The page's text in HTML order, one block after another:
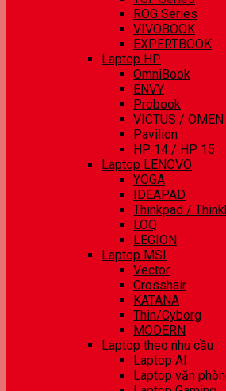
ROG Series
VIVOBOOK
EXPERTBOOK
Laptop HP
OmniBook
ENVY
Probook
VICTUS / OMEN
Pavilion
HP 14 / HP 15
Laptop LENOVO
YOGA
IDEAPAD
Thinkpad /
LOQ
LEGION
Laptop MSI
Vector
Crosshair
KATANA
Thin/Cyborg
MODERN
Laptop theo nhu cầu
Laptop AI
Laptop văn